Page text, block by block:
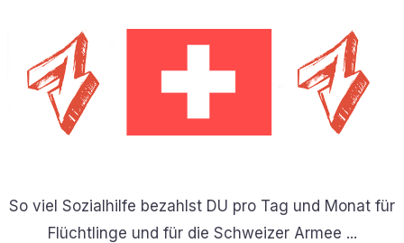
So viel Sozialhilfe bezahlst DU pro Tag und Monat für
Flüchtlinge und für die Schweizer Armee ...